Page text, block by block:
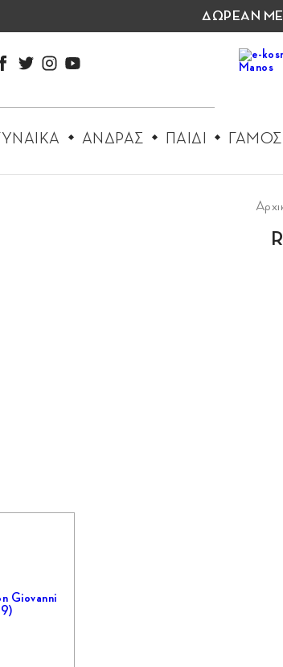
ΔΩΡΕΑΝ
ΓΥΝΑΙΚΑ ΑΝΔΡΑΣ ΠΑΙΔΙ ΓΑΜΟΣ